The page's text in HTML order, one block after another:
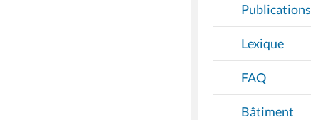
Publications
Lexique
FAQ
Bâtiment